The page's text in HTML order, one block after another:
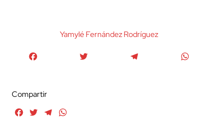
Yamylé Fernández Rodríguez
Compartir
FacebookTwitterTelegram